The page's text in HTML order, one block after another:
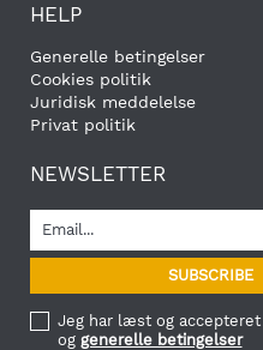
HELP
Generelle betingelser
Cookies politik
Juridisk meddelelse
Privat politik
NEWSLETTER
Jeg har læst og accepteret
og generelle betingelser